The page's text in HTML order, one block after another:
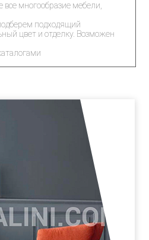
все многообразие мебели,
подходящий
цвет и отделку. Возможен